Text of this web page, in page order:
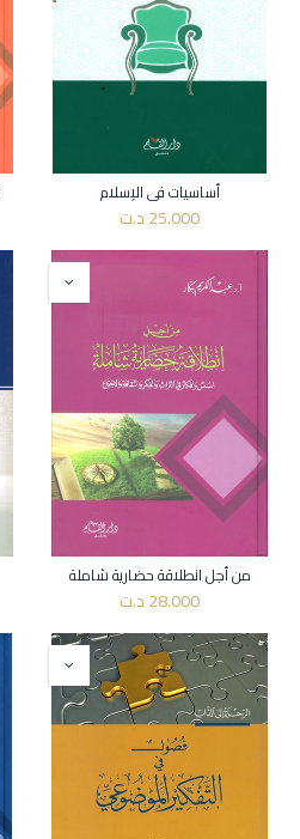
أساسيات في الإسلام
25.000د.ت
من أجل انطلاقة حضارية شاملة
28.000د.ت